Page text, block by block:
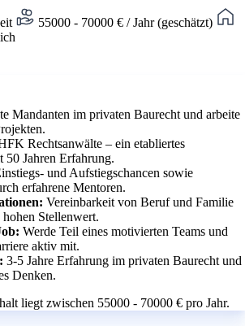
55000 - 70000 € / Jahr (geschätzt)
Mandanten im privaten Baurecht und arbeite
Rechtsanwälte – ein etabliertes
50 Jahren Erfahrung.
und Aufstiegschancen sowie
erfahrene Mentoren.
Vereinbarkeit von Beruf und Familie
Stellenwert.
Werde Teil eines motivierten Teams und
aktiv mit.
3-5 Jahre Erfahrung im privaten Baurecht und
Denken.
liegt zwischen 55000 - 70000 € pro Jahr.